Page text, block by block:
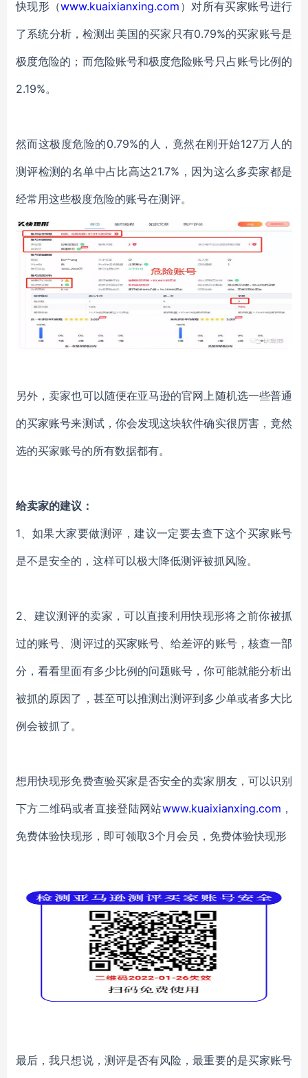
快现形（www.kuaixianxing.com ）对所有买家账号进行
了系统分析，检测出美国的买家只有0.79%的买家账号是
极度危险的；而危险账号和极度危险账号只占账号比例的
2.19%。
然而这极度危险的0.79%的人，竟然在刚开始127万人的
测评检测的名单中占比高达21.7% ，因为这么多卖家都是
经常用这些极度危险的账号在测评。
另外，卖家也可以随便在亚马逊的官网上随机选一些普通
的买家账号来测试，你会发现这块软件确实很厉害，竟然
选的买家账号的所有数据都有。
给卖家的建议：
1、如果大家要做测评，建议一定要去查下这个买家账号
是不是安全的，这样可以极大降低测评被抓风险。
2、建议测评的卖家，可以直接利用快现形将之前你被抓
过的账号、测评过的买家账号、给差评的账号，核查一部
分，看看里面有多少比例的问题账号，你可能就能分析出
被抓的原因了，甚至可以推测出测评到多少单或者多大比
例会被抓了。
想用快现形免费查验买家是否安全的卖家朋友，可以识别
下方二维码或者直接登陆网站www.kuaixianxing.com ，
免费体验快现形，即可领取3个月会员，免费体验快现形
最后，我只想说，测评是否有风险，最重要的是买家账号